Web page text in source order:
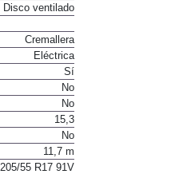
Disco ventilado
Cremallera
Eléctrica
Sí
No
No
15,3
No
11,7 m
205/55 R17 91V